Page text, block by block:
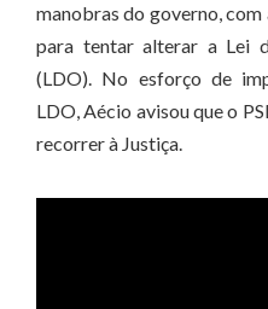
manobras do governo,
para tentar alterar a Lei
(LDO). No esforço de
LDO, Aécio avisou que o
recorrer à Justiça.